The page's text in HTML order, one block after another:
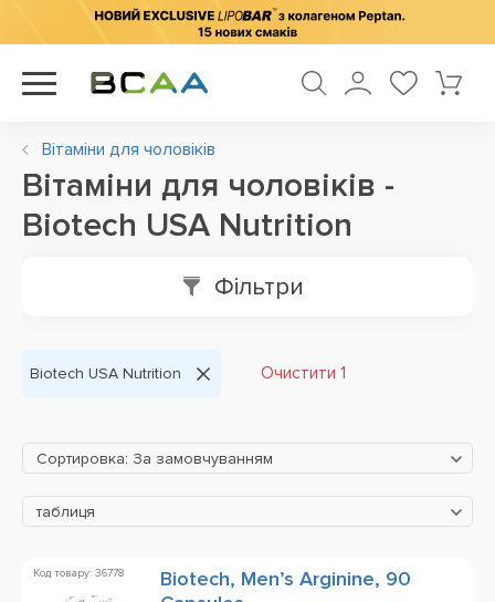
Вітаміни для чоловіків
Вітаміни для чоловіків -
Biotech USA Nutrition
Фільтри
Biotech USA Nutrition Очистити 1
Сортировка: За замовчуванням
таблиця
Код товару: 36778
Biotech, Men’s Arginine, 90